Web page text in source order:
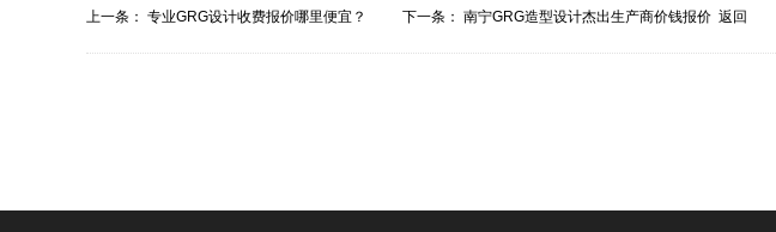
上一条： 专业GRG设计收费报价哪里便宜？ 下一条： 南宁GRG造型设计杰出生产商价钱报价 返回